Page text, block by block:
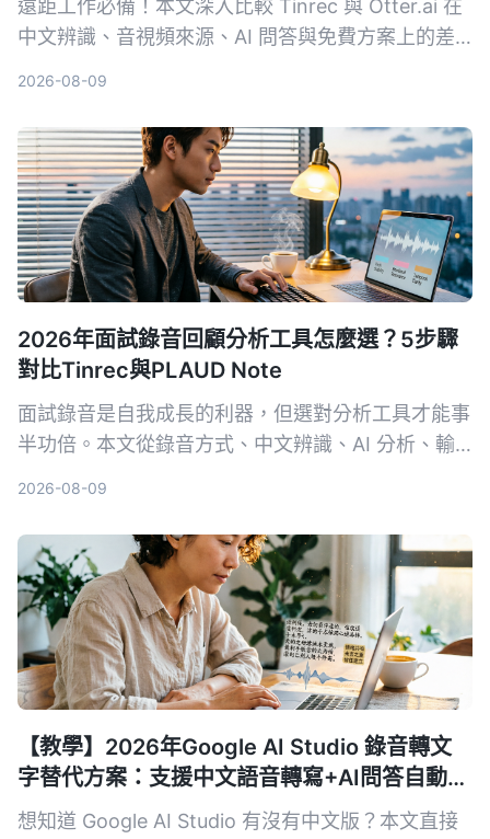
遠距工作必備！本文深入比較 Tinrec 與 Otter.ai 在
中文辨識、音視頻來源、AI 問答與免費方案上的差
2026-08-09
2026年面試錄音回顧分析工具怎麼選？5步驟
對比Tinrec與PLAUD Note
面試錄音是自我成長的利器，但選對分析工具才能事
半功倍。本文從錄音方式、中文辨識、AI 分析、輸
面試回顧的 AI 工具。
2026-08-09
【教學】2026年Google AI Studio 錄音轉文
字替代方案：支援中文語音轉寫+AI問答自動摘
要
想知道 Google AI Studio 有沒有中文版？本文直接